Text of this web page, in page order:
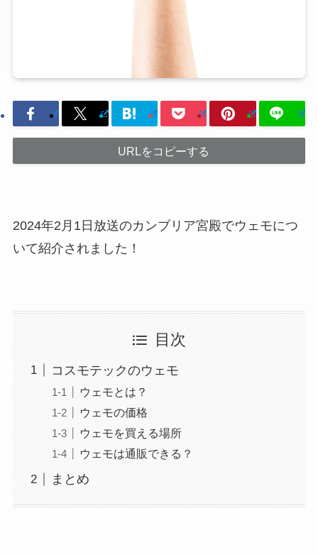
URLをコピーする
2024年2月1日放送のカンブリア宮殿でウェモにつ
いて紹介されました！
目次
コスモテックのウェモ
ウェモとは？
ウェモの価格
ウェモを買える場所
ウェモは通販できる？
まとめ